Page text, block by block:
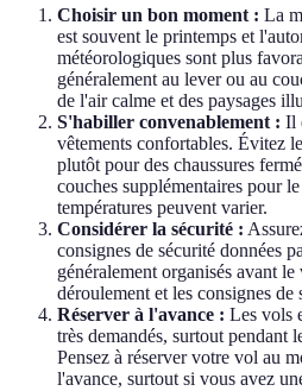
Choisir un bon moment : La
est souvent le printemps et
météorologiques sont plus
généralement au lever ou au
de l'air calme et des paysages
S'habiller convenablement : Il
vêtements confortables. Évitez
plutôt pour des chaussures
couches supplémentaires pour
températures peuvent varier.
Considérer la sécurité :
consignes de sécurité données
généralement organisés avant
déroulement et les consignes de
Réserver à l'avance : Les vols
très demandés, surtout pendant
Pensez à réserver votre vol au
l'avance, surtout si vous avez